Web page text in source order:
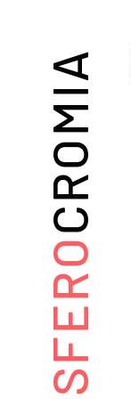
SFERO
CROMIA